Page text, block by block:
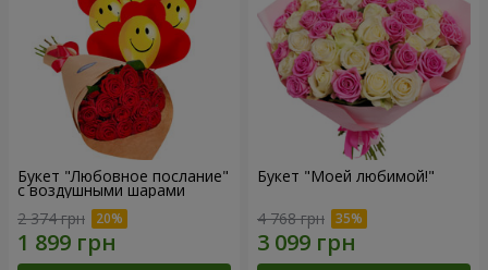
Букет "Любовное послание"
с воздушными шарами
2 374 грн
Букет "Моей любимой!"
4 768 грн